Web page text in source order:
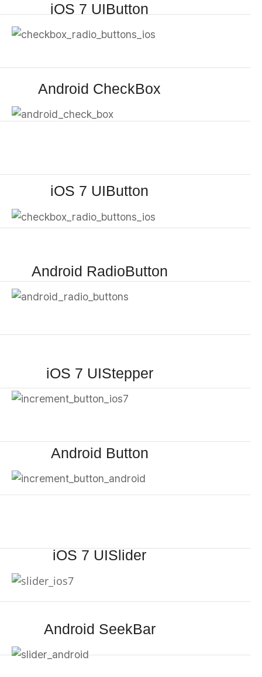
iOS 7 UIButton
Android CheckBox
iOS 7 UIButton
Android RadioButton
iOS 7 UIStepper
Android Button
iOS 7 UISlider
Android SeekBar